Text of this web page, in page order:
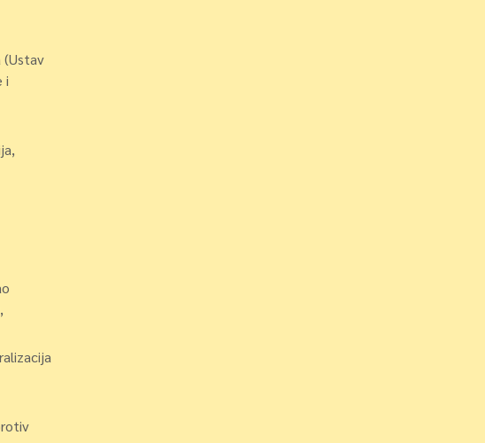
(Ustav
i